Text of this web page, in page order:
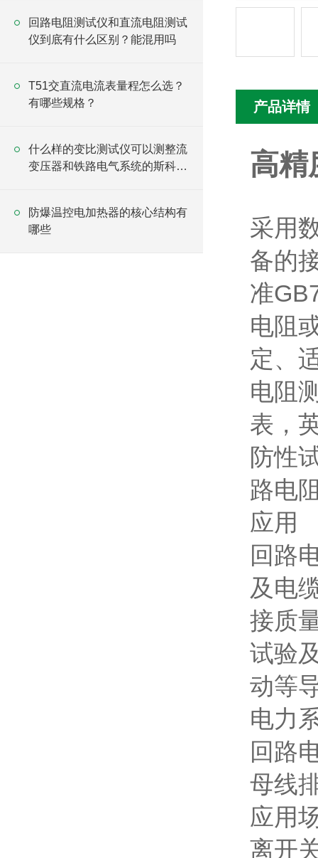
回路电阻测试仪和直流电阻测试
仪到底有什么区别？能混用吗
T51交直流电流表量程怎么选？
有哪些规格？
什么样的变比测试仪可以测整流
变压器和铁路电气系统的斯科特
防爆温控电加热器的核心结构有
哪些
产品详情
高精
采用
备的
准
电阻
定、
电阻
表，
防性
路电
应用
回路
及电
接质
试验
动等
电力
回路
母线
应用
离开